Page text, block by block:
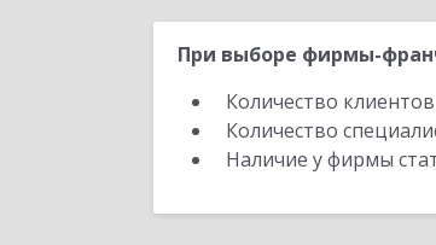
При выборе фирмы-
Количество
Количество
Наличие у фирмы